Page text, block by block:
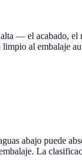
— el acabado,
al embalaje
abajo puede
La